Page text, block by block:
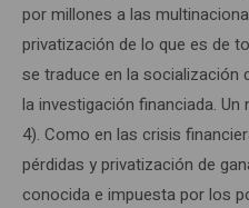
por millones a las
privatización de lo que es de
se traduce en la socialización
la investigación financiada.
4). Como en las crisis
pérdidas y privatización de
conocida e impuesta por los